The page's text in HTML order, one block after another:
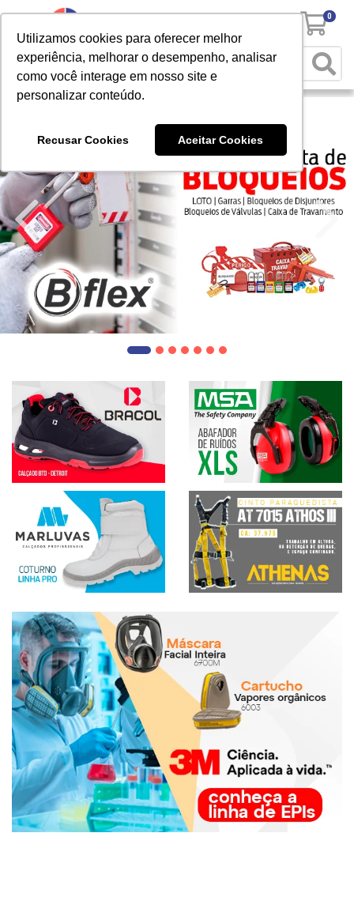
Utilizamos cookies para oferecer melhor
experiência, melhorar o desempenho, analisar
como você interage em nosso site e
personalizar conteúdo.
Recusar Cookies Aceitar Cookies
0